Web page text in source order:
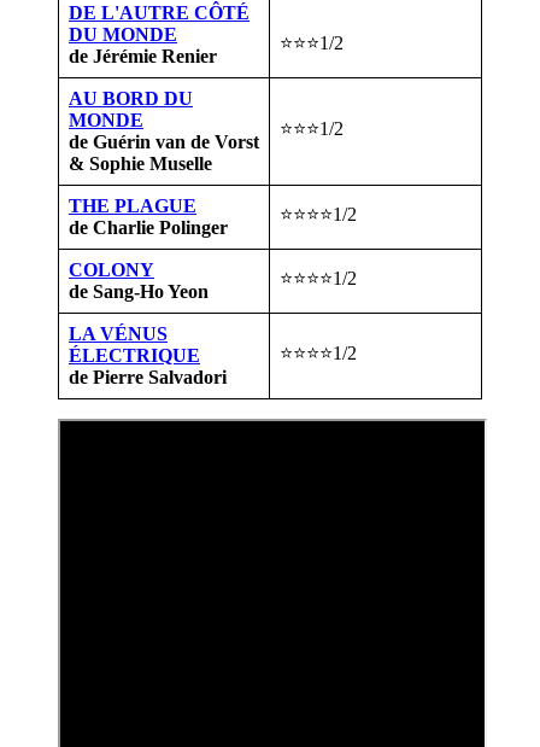
DE L'AUTRE CÔTÉ
DU MONDE
de Jérémie Renier
⭐⭐⭐1/2
AU BORD DU
MONDE
de Guérin van de Vorst
& Sophie Muselle
⭐⭐⭐1/2
THE PLAGUE
de Charlie Polinger
⭐⭐⭐⭐1/2
COLONY
de Sang-Ho Yeon
⭐⭐⭐⭐1/2
LA VÉNUS
ÉLECTRIQUE
de Pierre Salvadori
⭐⭐⭐⭐1/2